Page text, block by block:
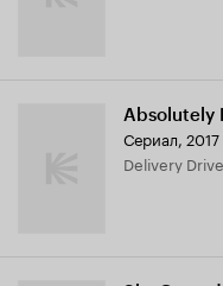
Absolutely
Сериал, 2017
Delivery